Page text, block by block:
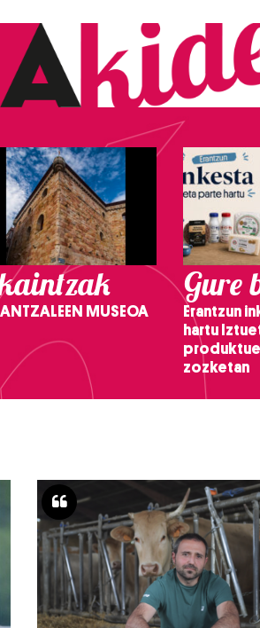
MUSEOA
Gure
Erantzun
hartu
zozketan